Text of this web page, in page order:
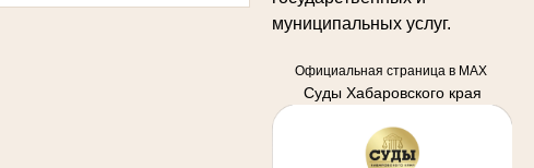
муниципальных услуг.
Официальная страница в MAX
Суды Хабаровского края